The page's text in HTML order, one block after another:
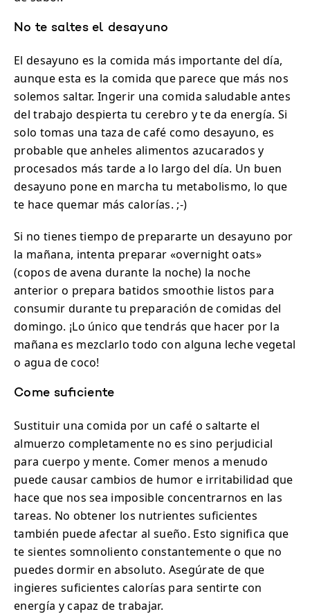
No te saltes el desayuno
El desayuno es la comida más importante del día,
aunque esta es la comida que parece que más nos
solemos saltar. Ingerir una comida saludable antes
del trabajo despierta tu cerebro y te da energía. Si
solo tomas una taza de café como desayuno, es
probable que anheles alimentos azucarados y
procesados más tarde a lo largo del día. Un buen
desayuno pone en marcha tu metabolismo, lo que
te hace quemar más calorías. ;-)
Si no tienes tiempo de prepararte un desayuno por
la mañana, intenta preparar «overnight oats»
(copos de avena durante la noche) la noche
anterior o prepara batidos smoothie listos para
consumir durante tu preparación de comidas del
domingo. ¡Lo único que tendrás que hacer por la
mañana es mezclarlo todo con alguna leche vegetal
o agua de coco!
Come suficiente
Sustituir una comida por un café o saltarte el
almuerzo completamente no es sino perjudicial
para cuerpo y mente. Comer menos a menudo
puede causar cambios de humor e irritabilidad que
hace que nos sea imposible concentrarnos en las
tareas. No obtener los nutrientes suficientes
también puede afectar al sueño. Esto significa que
te sientes somnoliento constantemente o que no
puedes dormir en absoluto. Asegúrate de que
ingieres suficientes calorías para sentirte con
energía y capaz de trabajar.